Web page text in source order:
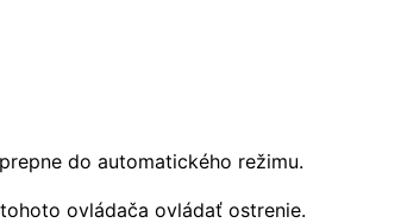
do automatického režimu.
ovládača ovládať ostrenie.